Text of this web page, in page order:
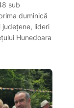
sub
duminică
județene, lideri
Hunedoara